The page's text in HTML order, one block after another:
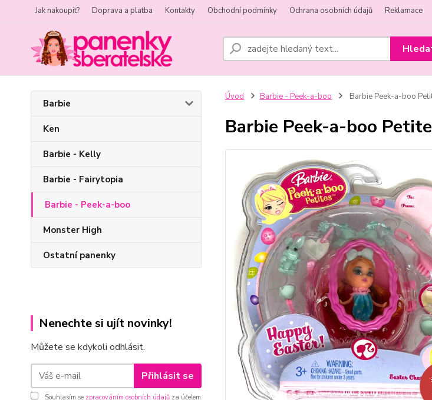
Jak nakoupit? Doprava a platba Kontakty Obchodní podmínky Ochrana osobních údajů Reklamace
Barbie
Ken
Barbie - Kelly
Barbie - Fairytopia
Barbie - Peek-a-boo
Monster High
Ostatní panenky
Nenechte si ujít novinky!
Můžete se kdykoli odhlásit.
Přihlásit se
Souhlasím se zpracováním osobních údajů za účelem
Úvod Barbie - Peek-a-boo Barbie Peek-a-boo
Barbie Peek-a-boo